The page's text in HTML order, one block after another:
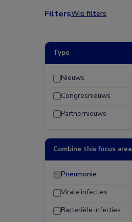
FiltersWis filters
Type
Nieuws
Congresnieuws
Partnernieuws
Combine this focus area
Pneumonie
Virale infecties
Bacteriële infecties